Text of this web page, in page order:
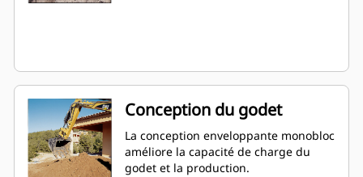
Conception du godet
La conception enveloppante monobloc
améliore la capacité de charge du
godet et la production.